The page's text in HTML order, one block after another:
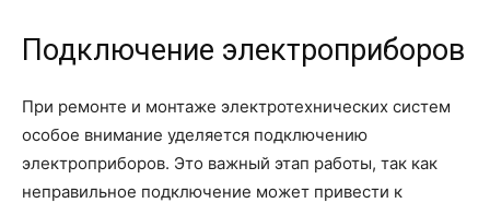
Подключение электроприборов
При ремонте и монтаже электротехнических систем
особое внимание уделяется подключению
электроприборов. Это важный этап работы, так как
неправильное подключение может привести к